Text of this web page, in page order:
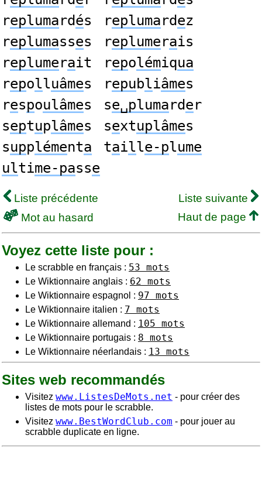
replumardés replumardez
replumasses replumerais
replumerait repolémiqua
repolluâmes republiâmes
respoulâmes se␣plumarder
septuplâmes sextuplâmes
supplémenta taille-plume
ultime-passe
Liste précédente
Liste suivante
Mot au hasard
Haut de page
Voyez cette liste pour :
Le scrabble en français : 53 mots
Le Wiktionnaire anglais : 62 mots
Le Wiktionnaire espagnol : 97 mots
Le Wiktionnaire italien : 7 mots
Le Wiktionnaire allemand : 105 mots
Le Wiktionnaire portugais : 8 mots
Le Wiktionnaire néerlandais : 13 mots
Sites web recommandés
Visitez www.ListesDeMots.net - pour créer des
listes de mots pour le scrabble.
Visitez www.BestWordClub.com - pour jouer au
scrabble duplicate en ligne.